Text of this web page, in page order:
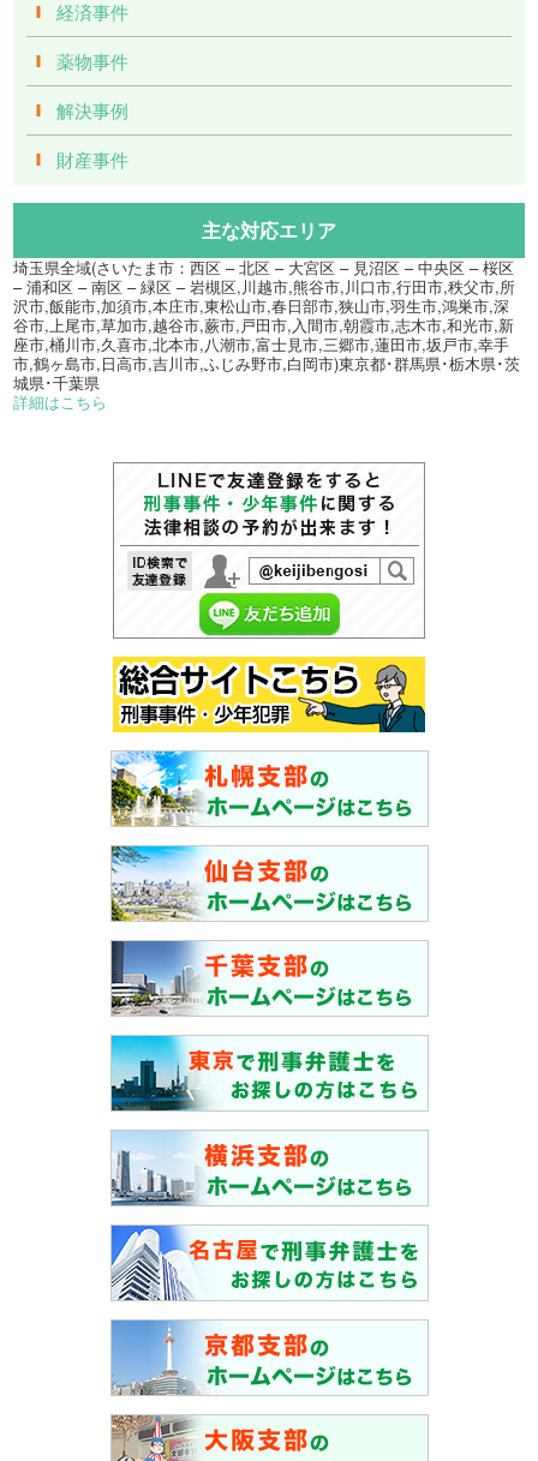
経済事件
薬物事件
解決事例
財産事件
主な対応エリア
埼玉県全域(さいたま市：西区 – 北区 – 大宮区 – 見沼区 – 中央区 – 桜区
– 浦和区 – 南区 – 緑区 – 岩槻区,川越市,熊谷市,川口市,行田市,秩父市,所
沢市,飯能市,加須市,本庄市,東松山市,春日部市,狭山市,羽生市,鴻巣市,深
谷市,上尾市,草加市,越谷市,蕨市,戸田市,入間市,朝霞市,志木市,和光市,新
座市,桶川市,久喜市,北本市,八潮市,富士見市,三郷市,蓮田市,坂戸市,幸手
市,鶴ヶ島市,日高市,吉川市,ふじみ野市,白岡市)東京都･群馬県･栃木県･茨
城県･千葉県
詳細はこちら